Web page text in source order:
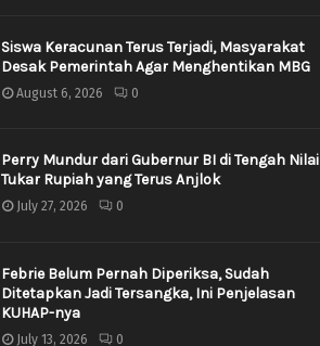
Siswa Keracunan Terus Terjadi, Masyarakat
Desak Pemerintah Agar Menghentikan MBG
August 6, 2026 0
Perry Mundur dari Gubernur BI di Tengah Nilai
Tukar Rupiah yang Terus Anjlok
July 27, 2026 0
Febrie Belum Pernah Diperiksa, Sudah
Ditetapkan Jadi Tersangka, Ini Penjelasan
KUHAP-nya
July 13, 2026 0